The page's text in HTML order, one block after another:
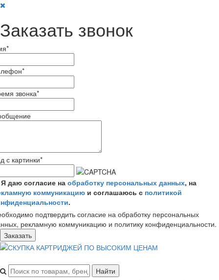
Заказать звонок
*
*
звонка*
с картинки*
Я даю согласие на обработку персональных данных, на
коммуникацию и соглашаюсь с политикой
.
подтвердить согласие на обработку персональных
рекламную коммуникацию и политику конфиденциальности.
Заказать